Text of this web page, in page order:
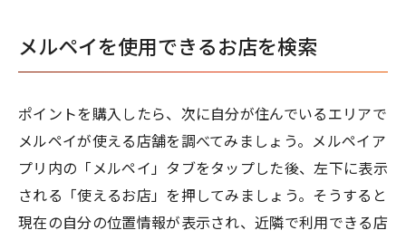
メルペイを使用できるお店を検索
ポイントを購入したら、次に自分が住んでいるエリアで
メルペイが使える店舗を調べてみましょう。メルペイア
プリ内の「メルペイ」タブをタップした後、左下に表示
される「使えるお店」を押してみましょう。そうすると
現在の自分の位置情報が表示され、近隣で利用できる店